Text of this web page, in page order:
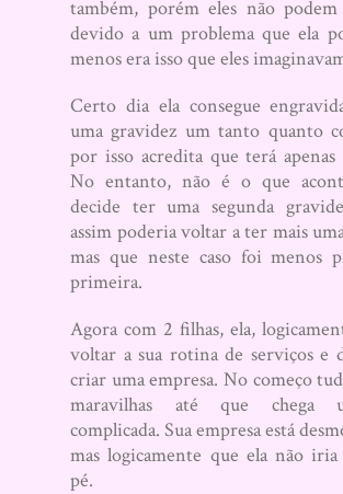
também, porém eles não
devido a um problema que ela
menos era isso que eles
Certo dia ela consegue
uma gravidez um tanto quanto
por isso acredita que terá apenas
No entanto, não é o que
decide ter uma segunda
assim poderia voltar a ter mais
mas que neste caso foi menos
primeira.
Agora com 2 filhas, ela,
voltar a sua rotina de serviços e
criar uma empresa. No começo
maravilhas até que chega
complicada. Sua empresa está
mas logicamente que ela não
pé.